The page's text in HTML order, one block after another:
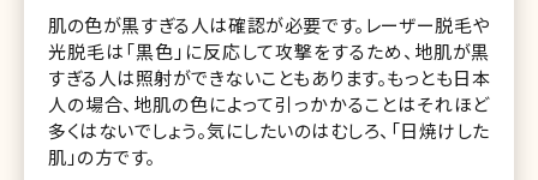
肌の色が黒すぎる人は確認が必要です。レーザー脱毛や
光脱毛は「黒色」に反応して攻撃をするため、地肌が黒
すぎる人は照射ができないこともあります。もっとも日本
人の場合、地肌の色によって引っかかることはそれほど
多くはないでしょう。気にしたいのはむしろ、「日焼けした
肌」の方です。